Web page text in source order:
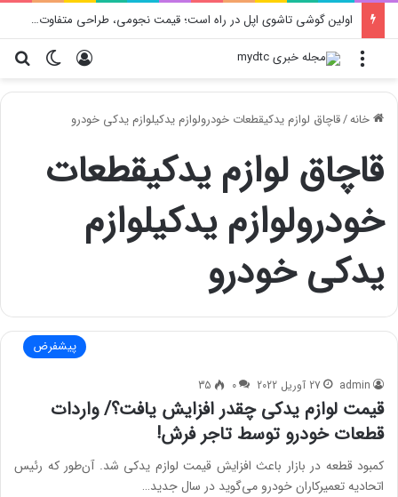
اولین گوشی تاشوی اپل در راه است؛ قیمت نجومی، طراحی متفاوت و زمان رونمایی احتمالی
تغییر ورود منو
خانه/قاچاق لوازم یدکیقطعات خودرولوازم یدکیلوازم یدکی خودرو
قاچاق لوازم یدکیقطعات
خودرولوازم یدکیلوازم
یدکی خودرو
پیشفرض
admin 27 آوریل 2022 0
35
قیمت لوازم یدکی چقدر افزایش یافت؟/ واردات
قطعات خودرو توسط تاجر فرش!
کمبود قطعه در بازار باعث افزایش قیمت لوازم یدکی شد. آن‌طور که رئیس
اتحادیه تعمیرکاران خودرو می‌گوید در سال جدید…